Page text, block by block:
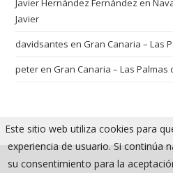
Javier Hernández Fernández en
Javier
davidsantes enGran Canaria – Las
peterenGran Canaria – Las Palmas
Este sitio web utiliza cookies para
experiencia de usuario. Si continúa
su consentimiento para la